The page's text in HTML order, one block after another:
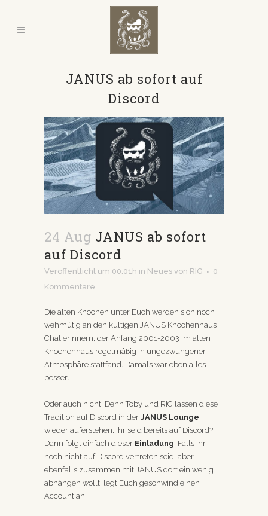
JANUS ab sofort auf
Discord
24 Aug JANUS ab sofort
auf Discord
Veröffentlicht um 00:01h in Neues von RIG
0
Kommentare
Die alten Knochen unter Euch werden sich noch
wehmütig an den kultigen JANUS Knochenhaus
Chat erinnern, der Anfang 2001-2003 im alten
Knochenhaus regelmäßig in ungezwungener
Atmosphäre stattfand. Damals war eben alles
besser…
Oder auch nicht! Denn Toby und RIG lassen diese
Tradition auf Discord in der JANUS Lounge
wieder auferstehen. Ihr seid bereits auf Discord?
Dann folgt einfach dieser Einladung . Falls Ihr
noch nicht auf Discord vertreten seid, aber
ebenfalls zusammen mit JANUS dort ein wenig
abhängen wollt, legt Euch geschwind einen
Account an.